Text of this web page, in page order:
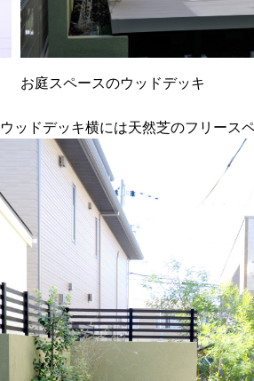
お庭スペースのウッドデッキ
ウッドデッキ横には天然芝のフリース